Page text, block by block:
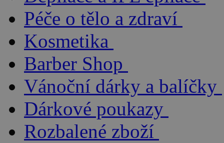
Péče o tělo a zdraví
Kosmetika
Barber Shop
Vánoční dárky a balíčky
Dárkové poukazy
Rozbalené zboží